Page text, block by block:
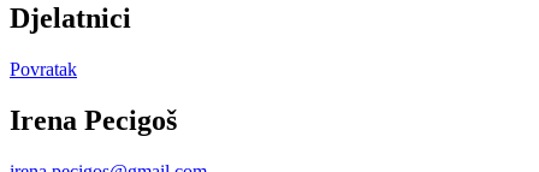
Djelatnici
Povratak
Irena Pecigoš